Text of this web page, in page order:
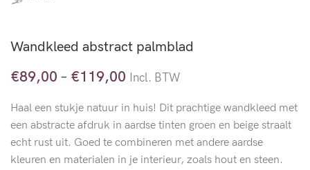
Wandkleed abstract palmblad
€89,00 – €119,00 Incl. BTW
Haal een stukje natuur in huis! Dit prachtige wandkleed met
een abstracte afdruk in aardse tinten groen en beige straalt
echt rust uit. Goed te combineren met andere aardse
kleuren en materialen in je interieur, zoals hout en steen.